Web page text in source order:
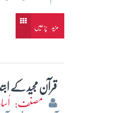
مزید پڑھیں
قرآن مجید کے
مصنف: